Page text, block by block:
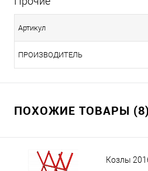
Артикул
ПРОИЗВОДИТЕЛЬ
ПОХОЖИЕ ТОВАРЫ (8)
Козлы